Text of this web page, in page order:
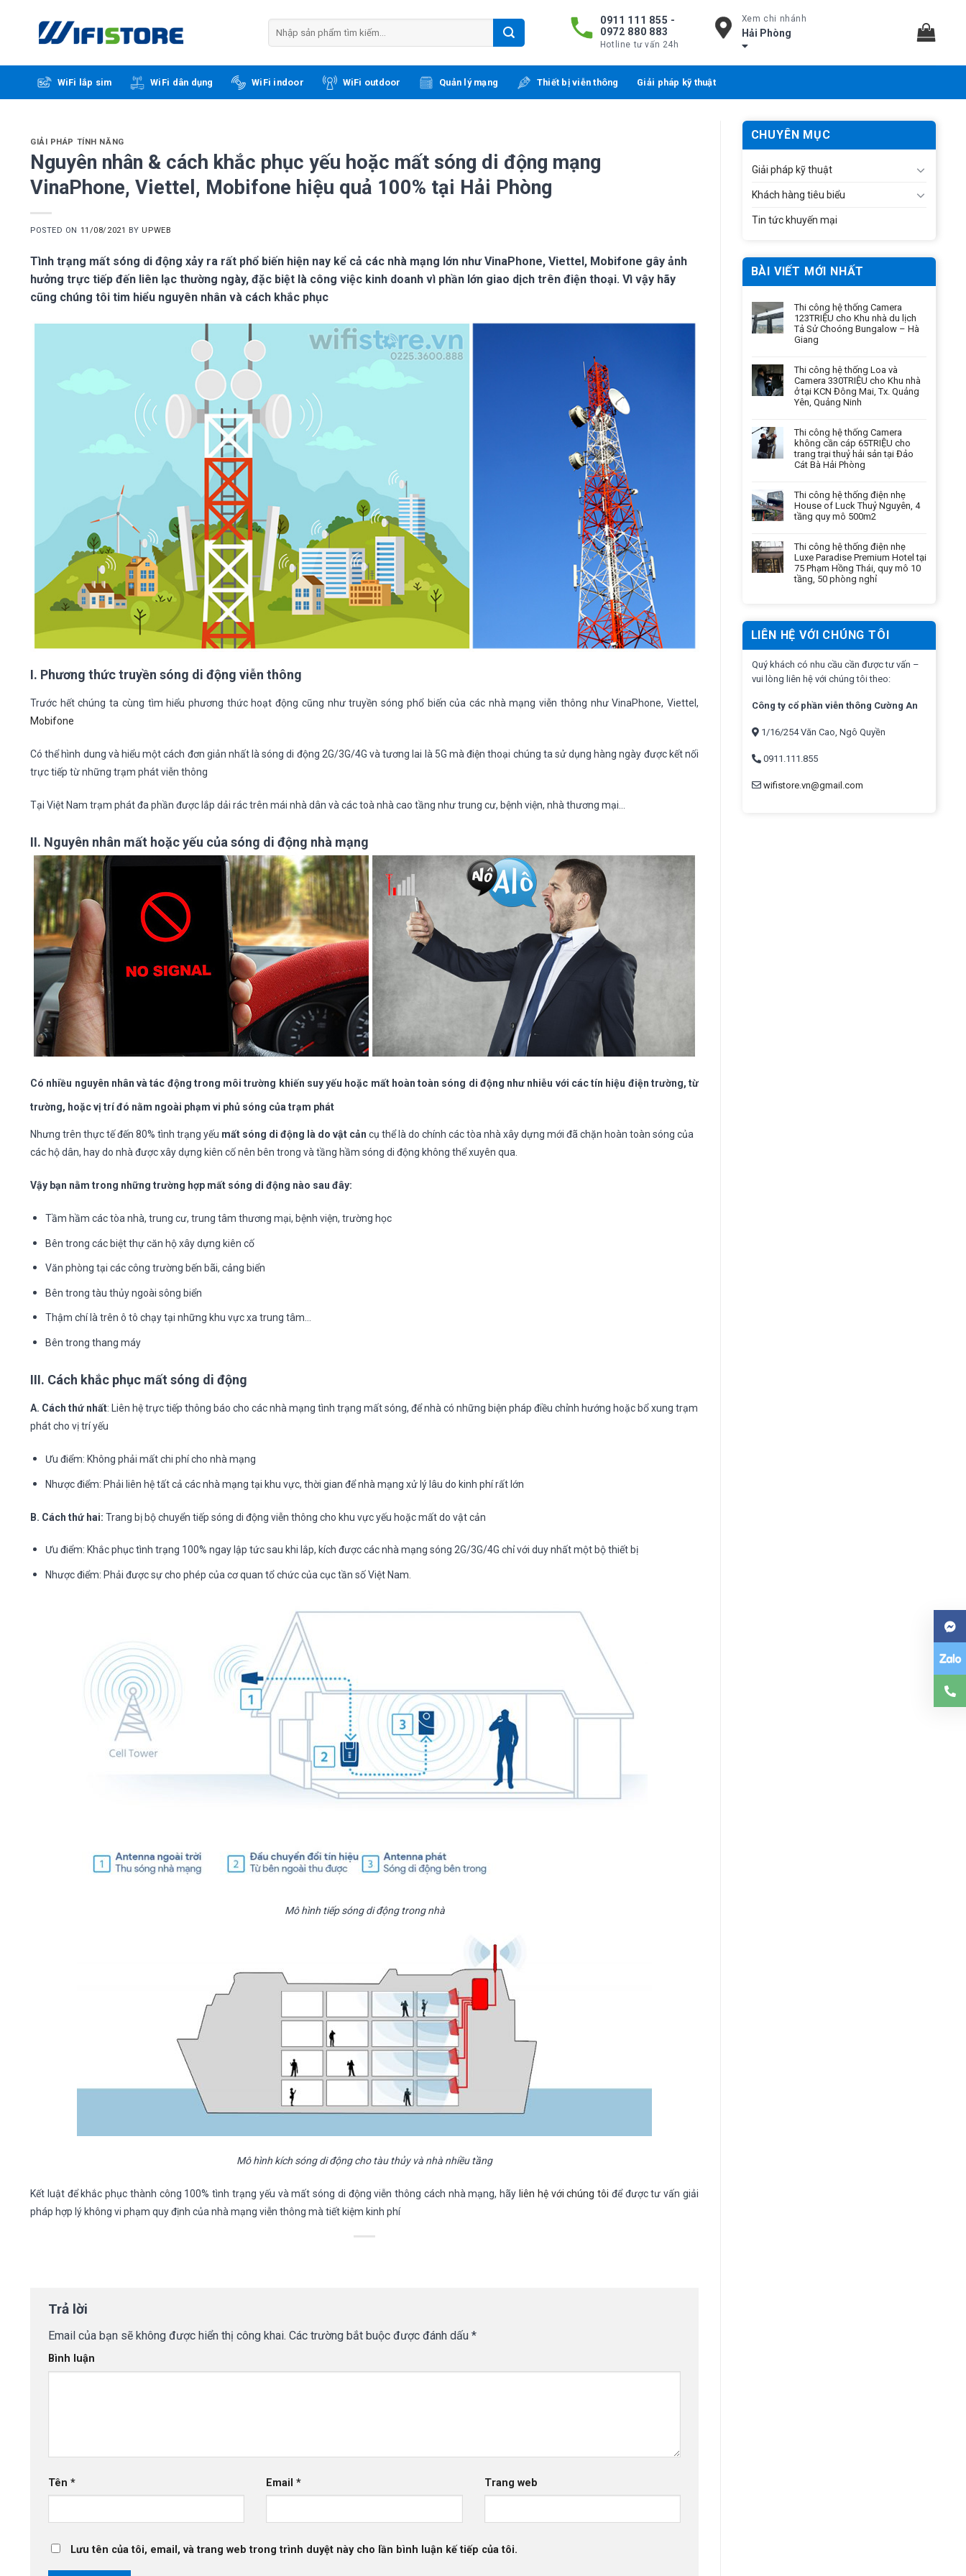
kiếm:
0911 111 855 -
0972 880 883
Hotline tư vấn 24h
Xem chi nhánh
Hải Phòng
WiFi lắp sim WiFi dân dụng WiFi indoor WiFi outdoor Quản lý mạng Thiết bị viễn thông Giải pháp kỹ thuật
GIẢI PHÁP TÍNH NĂNG
Nguyên nhân & cách khắc phục yếu hoặc mất sóng di động mạng
VinaPhone, Viettel, Mobifone hiệu quả 100% tại Hải Phòng
POSTED ON 11/08/2021 BY UPWEB
Tình trạng mất sóng di động xảy ra rất phổ biến hiện nay kể cả các nhà mạng lớn như VinaPhone, Viettel, Mobifone gây ảnh
hưởng trực tiếp đến liên lạc thường ngày, đặc biệt là công việc kinh doanh vì phần lớn giao dịch trên điện thoại. Vì vậy hãy
cũng chúng tôi tim hiểu nguyên nhân và cách khắc phục
I. Phương thức truyền sóng di động viễn thông
Trước hết chúng ta cùng tìm hiểu phương thức hoạt động cũng như truyền sóng phổ biến của các nhà mạng viễn thông như VinaPhone, Viettel,
Mobifone
Có thể hình dung và hiểu một cách đơn giản nhất là sóng di động 2G/3G/4G và tương lai là 5G mà điện thoại chúng ta sử dụng hàng ngày được kết nối
trực tiếp từ những trạm phát viễn thông
Tại Việt Nam trạm phát đa phần được lắp dải rác trên mái nhà dân và các toà nhà cao tầng như trung cư, bệnh viện, nhà thương mại…
II. Nguyên nhân mất hoặc yếu của sóng di động nhà mạng
Có nhiều nguyên nhân và tác động trong môi trường khiến suy yếu hoặc mất hoàn toàn sóng di động như nhiễu với các tín hiệu điện trường, từ
trường, hoặc vị trí đó nằm ngoài phạm vi phủ sóng của trạm phát
Nhưng trên thực tế đến 80% tình trạng yếu mất sóng di động là do vật cản cụ thể là do chính các tòa nhà xây dựng mới đã chặn hoàn toàn sóng của
các hộ dân, hay do nhà được xây dựng kiên cố nên bên trong và tầng hầm sóng di động không thể xuyên qua.
Vậy bạn nằm trong những trường hợp mất sóng di động nào sau đây:
Tầm hầm các tòa nhà, trung cư, trung tâm thương mại, bệnh viện, trường học
Bên trong các biệt thự căn hộ xây dựng kiên cố
Văn phòng tại các công trường bến bãi, cảng biển
Bên trong tàu thủy ngoài sông biển
Thậm chí là trên ô tô chạy tại những khu vực xa trung tâm…
Bên trong thang máy
III. Cách khắc phục mất sóng di động
A. Cách thứ nhất: Liên hệ trực tiếp thông báo cho các nhà mạng tình trạng mất sóng, để nhà có những biện pháp điều chỉnh hướng hoặc bổ xung trạm
phát cho vị trí yếu
Ưu điểm: Không phải mất chi phí cho nhà mạng
Nhược điểm: Phải liên hệ tất cả các nhà mạng tại khu vực, thời gian để nhà mạng xử lý lâu do kinh phí rất lớn
B. Cách thứ hai: Trang bị bộ chuyển tiếp sóng di động viễn thông cho khu vực yếu hoặc mất do vật cản
Ưu điểm: Khắc phục tình trạng 100% ngay lập tức sau khi lắp, kích được các nhà mạng sóng 2G/3G/4G chỉ với duy nhất một bộ thiết bị
Nhược điểm: Phải được sự cho phép của cơ quan tổ chức của cục tần số Việt Nam.
Mô hình tiếp sóng di động trong nhà
Mô hình kích sóng di động cho tàu thủy và nhà nhiều tầng
Kết luật để khắc phục thành công 100% tình trạng yếu và mất sóng di động viễn thông cách nhà mạng, hãy liên hệ với chúng tôi để được tư vấn giải
pháp hợp lý không vi phạm quy định của nhà mạng viễn thông mà tiết kiệm kinh phí
Trả lời
Email của bạn sẽ không được hiển thị công khai. Các trường bắt buộc được đánh dấu *
Bình luận
Tên * Email* Trang web
Lưu tên của tôi, email, và trang web trong trình duyệt này cho lần bình luận kế tiếp của tôi.
CHUYÊN MỤC
Giải pháp kỹ thuật
Khách hàng tiêu biểu
Tin tức khuyến mại
BÀI VIẾT MỚI NHẤT
Thi công hệ thống Camera
123TRIỆU cho Khu nhà du lịch
Tả Sử Choóng Bungalow – Hà
Giang
Thi công hệ thống Loa và
Camera 330TRIỆU cho Khu nhà
ở tại KCN Đông Mai, Tx. Quảng
Yên, Quảng Ninh
Thi công hệ thống Camera
không cần cáp 65TRIỆU cho
trang trại thuỷ hải sản tại Đảo
Cát Bà Hải Phòng
Thi công hệ thống điện nhẹ
House of Luck Thuỷ Nguyên, 4
tầng quy mô 500m2
Thi công hệ thống điện nhẹ
Luxe Paradise Premium Hotel tại
75 Phạm Hồng Thái, quy mô 10
tầng, 50 phòng nghỉ
LIÊN HỆ VỚI CHÚNG TÔI
Quý khách có nhu cầu cần được tư vấn –
vui lòng liên hệ với chúng tôi theo:
Công ty cổ phần viễn thông Cường An
1/16/254 Văn Cao, Ngô Quyền
0911.111.855
wifistore.vn@gmail.com